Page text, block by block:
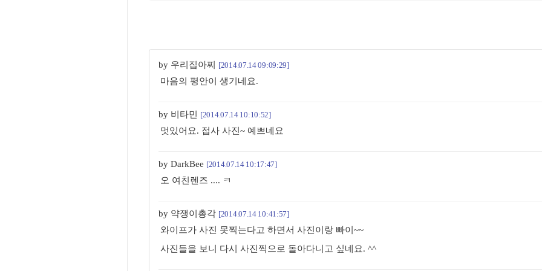
by 우리집아찌 [2014.07.14 09:09:29]
마음의 평안이 생기네요.
by 비타민 [2014.07.14 10:10:52]
멋있어요. 접사 사진~ 예쁘네요
by DarkBee [2014.07.14 10:17:47]
오 여친렌즈 .... ㅋ
by 약쟁이총각 [2014.07.14 10:41:57]
와이프가 사진 못찍는다고 하면서 사진이랑 빠이~~
사진들을 보니 다시 사진찍으로 돌아다니고 싶네요. ^^